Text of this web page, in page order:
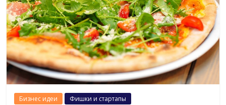
Бизнес идеи Фишки и стартапы